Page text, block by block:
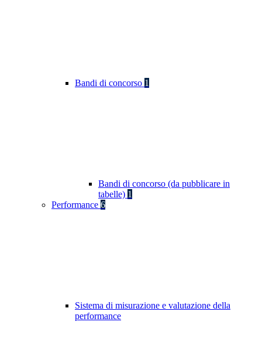
Bandi di concorso 1
Bandi di concorso (da pubblicare in
tabelle) 1
Performance 6
Sistema di misurazione e valutazione della
performance